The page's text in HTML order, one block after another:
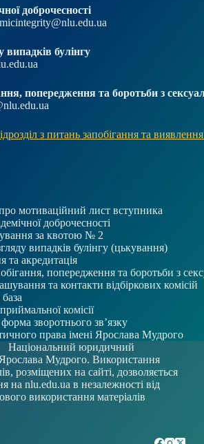
доброчесності
випадків булінгу
попередження та боротьби з
з питань запобігання та виявлення
мотиваційний лист вступника
доброчесності
за квотою № 2
випадків булінгу (цькування)
та акредитація
попередження та боротьби з
та контакти відбіркових комісій
комісії
зворотнього зв’язку
права імені Ярослава Мудрого
Національний юридичний
Ярослава Мудрого. Використання
розміщених на сайті, дозволяється
на nlu.edu.ua в незалежності від
використання матеріалів